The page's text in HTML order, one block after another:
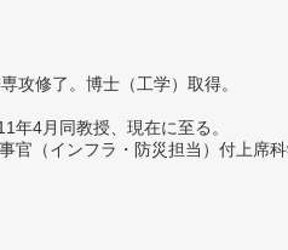
攻修了。博士（工学）取得。
年4月同教授、現在に至る。
（インフラ・防災担当）付上席科